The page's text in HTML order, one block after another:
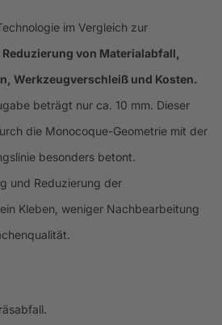
im Vergleich zur
Reduzierung von Materialabfall,
Werkzeugverschleiß und Kosten.
beträgt nur ca. 10 mm. Dieser
die Monocoque-Geometrie mit der
besonders betont.
und Reduzierung der
Kleben, weniger Nachbearbeitung